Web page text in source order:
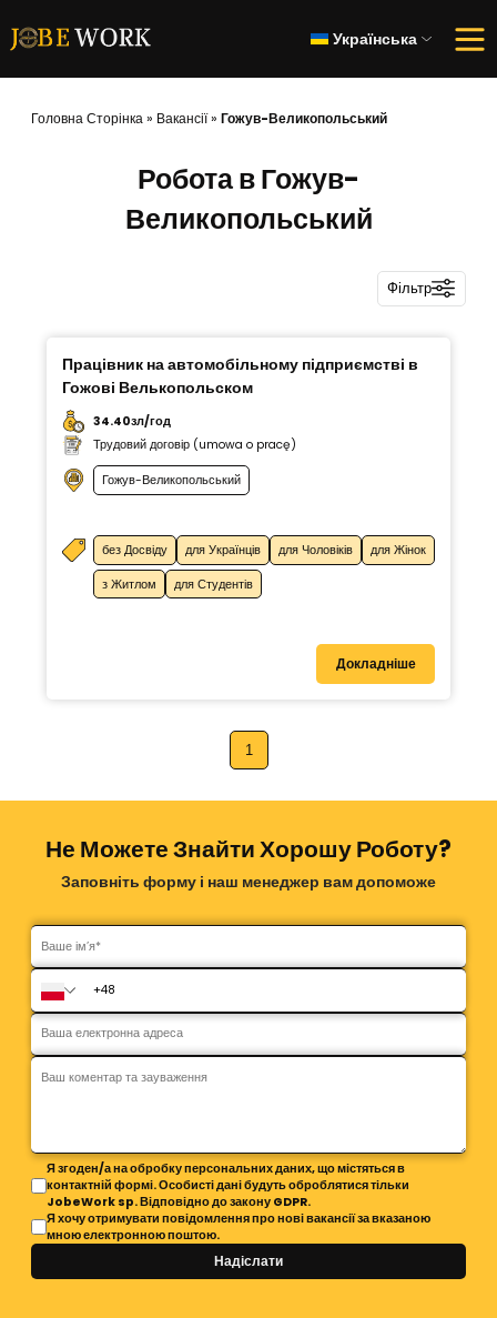
Українська
Головна Сторінка» Вакансії» Гожув-Великопольський
Робота в Гожув-
Великопольський
Фільтр
Працівник на автомобільному підприємстві в
Гожові Велькопольском
34.40зл/год
Трудовий договір (umowa o pracę)
Гожув-Великопольський
без Досвіду для Українців для Чоловіків для Жінок
з Житлом для Студентів
Докладніше
1
Не Можете Знайти Хорошу Роботу?
Заповніть форму і наш менеджер вам допоможе
Я згоден/а на обробку персональних даних, що містяться в
контактній формі. Особисті дані будуть оброблятися тільки
JobeWork sp. Відповідно до закону GDPR.
Я хочу отримувати повідомлення про нові вакансії за вказаною
мною електронною поштою.
Надіслати